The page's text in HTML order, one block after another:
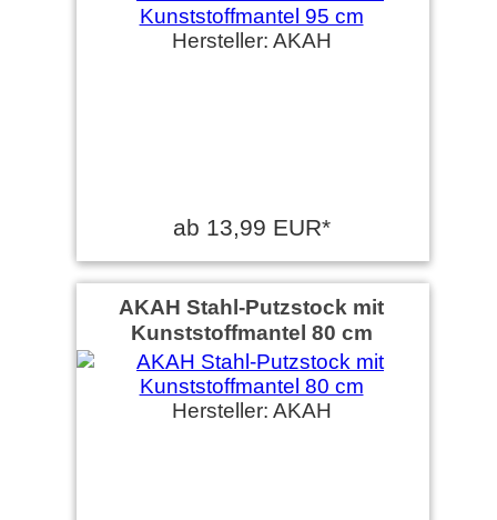
Hersteller: AKAH
ab 13,99 EUR*
AKAH Stahl-Putzstock mit
Kunststoffmantel 80 cm
Hersteller: AKAH